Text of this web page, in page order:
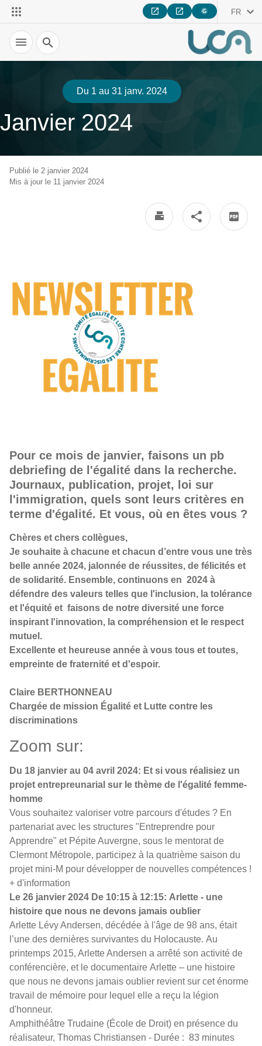
FR
Recherche
Du 1 au 31 janv. 2024
Janvier 2024
Publié le 2 janvier 2024
Mis à jour le 11 janvier 2024
Pour ce mois de janvier, faisons un pb
debriefing de l'égalité dans la recherche.
Journaux, publication, projet, loi sur
l'immigration, quels sont leurs critères en
terme d'égalité. Et vous, où en êtes vous ?
Chères et chers collègues,
Je souhaite à chacune et chacun d’entre vous une très
belle année 2024, jalonnée de réussites, de félicités et
de solidarité. Ensemble, continuons en 2024 à
défendre des valeurs telles que l'inclusion, la tolérance
et l'équité et faisons de notre diversité une force
inspirant l'innovation, la compréhension et le respect
mutuel.
Excellente et heureuse année à vous tous et toutes,
empreinte de fraternité et d'espoir.
Claire BERTHONNEAU
Chargée de mission Égalité et Lutte contre les
discriminations
Zoom sur:
Du 18 janvier au 04 avril 2024: Et si vous réalisiez un
projet entrepreunarial sur le thème de l'égalité femme-
homme
Vous souhaitez valoriser votre parcours d'études ? En
partenariat avec les structures "Entreprendre pour
Apprendre" et Pépite Auvergne, sous le mentorat de
Clermont Métropole, participez à la quatrième saison du
projet mini-M pour développer de nouvelles compétences !
+ d'information
Le 26 janvier 2024 De 10:15 à 12:15: Arlette - une
histoire que nous ne devons jamais oublier
Arlette Lévy Andersen, décédée à l'âge de 98 ans, était
l’une des dernières survivantes du Holocauste. Au
printemps 2015, Arlette Andersen a arrêté son activité de
conférencière, et le documentaire Arlette – une histoire
que nous ne devons jamais oublier revient sur cet énorme
travail de mémoire pour lequel elle a reçu la légion
d'honneur.
Amphithéâtre Trudaine (École de Droit) en présence du
réalisateur, Thomas Christiansen - Durée : 83 minutes